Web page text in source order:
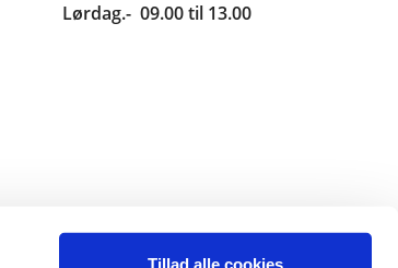
Tillad alle cookies
Lørdag.- 09.00 til 13.00